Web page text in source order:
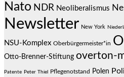
Nato NDR Neoliberalismus
Newsletter New York
NSU-Komplex Oberbürgermeister*in
Otto-Brenner-Stiftung overton-
Patente Peter Thiel Pflegenotstand Polen